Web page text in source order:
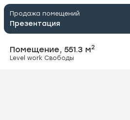
Продажа помещений
Презентация
Помещение, 551.3 м2
Level work Свободы